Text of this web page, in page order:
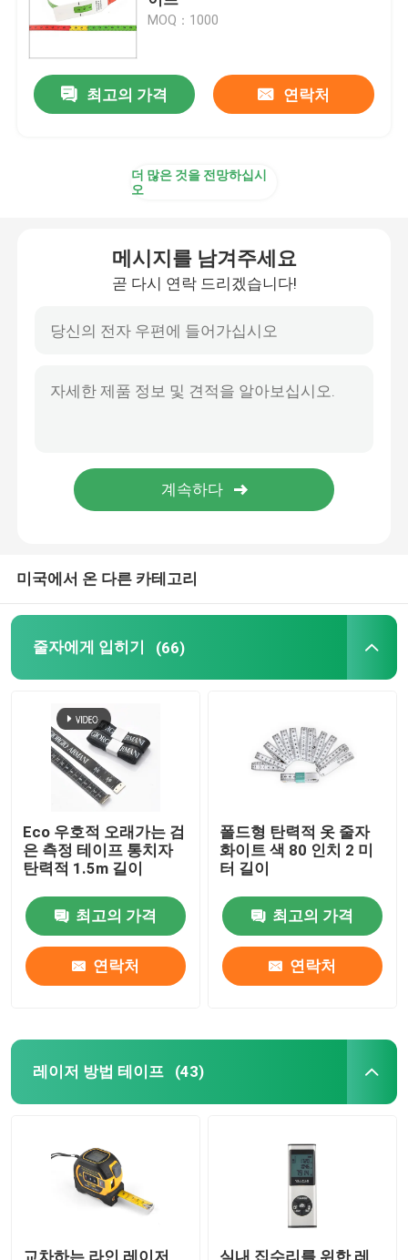
동물 중량 측정 테이프
중간 상완 주변 테이프
논문 측정 테이프
강철 줄자 방법
거리 측정 휠
줄자 성분
MOQ：1000
최고의 가격 연락처
더 많은 것을 전망하십시
오
메시지를 남겨주세요
곧 다시 연락 드리겠습니다!
미국에서 온 다른 카테고리
줄자에게 입히기 (66)
Eco 우호적 오래가는 검
은 측정 테이프 통치자
탄력적 1.5m 길이
최고의 가격
연락처
폴드형 탄력적 옷 줄자
화이트 색 80 인치 2 미
터 길이
최고의 가격
연락처
레이저 방법 테이프 (43)
교차하는 라인 레이저
실내 집수리를 위한 레